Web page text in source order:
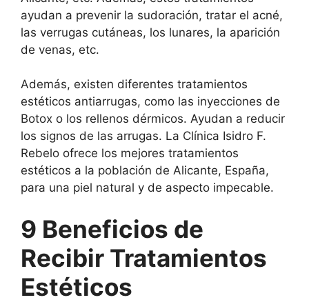
ayudan a prevenir la sudoración, tratar el acné,
las verrugas cutáneas, los lunares, la aparición
de venas, etc.
Además, existen diferentes tratamientos
estéticos antiarrugas, como las inyecciones de
Botox o los rellenos dérmicos. Ayudan a reducir
los signos de las arrugas. La Clínica Isidro F.
Rebelo ofrece los mejores tratamientos
estéticos a la población de Alicante, España,
para una piel natural y de aspecto impecable.
9 Beneficios de
Recibir Tratamientos
Estéticos